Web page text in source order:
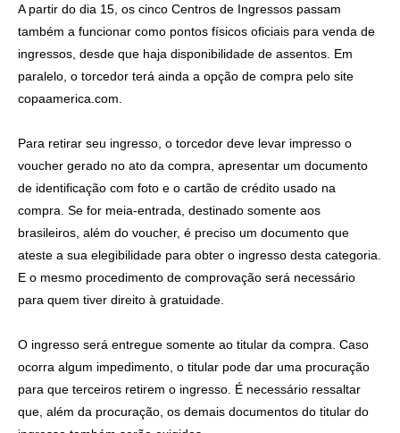
A partir do dia 15, os cinco Centros de Ingressos passam
também a funcionar como pontos físicos oficiais para venda de
ingressos, desde que haja disponibilidade de assentos. Em
paralelo, o torcedor terá ainda a opção de compra pelo site
copaamerica.com.
Para retirar seu ingresso, o torcedor deve levar impresso o
voucher gerado no ato da compra, apresentar um documento
de identificação com foto e o cartão de crédito usado na
compra. Se for meia-entrada, destinado somente aos
brasileiros, além do voucher, é preciso um documento que
ateste a sua elegibilidade para obter o ingresso desta categoria.
E o mesmo procedimento de comprovação será necessário
para quem tiver direito à gratuidade.
O ingresso será entregue somente ao titular da compra. Caso
ocorra algum impedimento, o titular pode dar uma procuração
para que terceiros retirem o ingresso. É necessário ressaltar
que, além da procuração, os demais documentos do titular do